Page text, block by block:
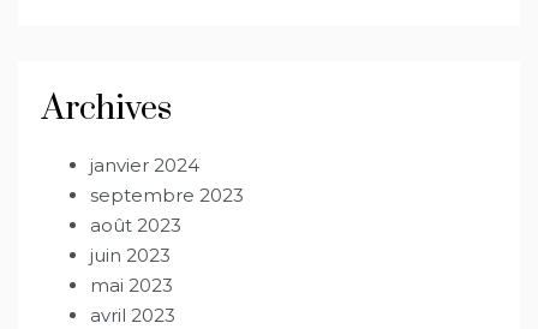
Archives
janvier 2024
septembre 2023
août 2023
juin 2023
mai 2023
avril 2023